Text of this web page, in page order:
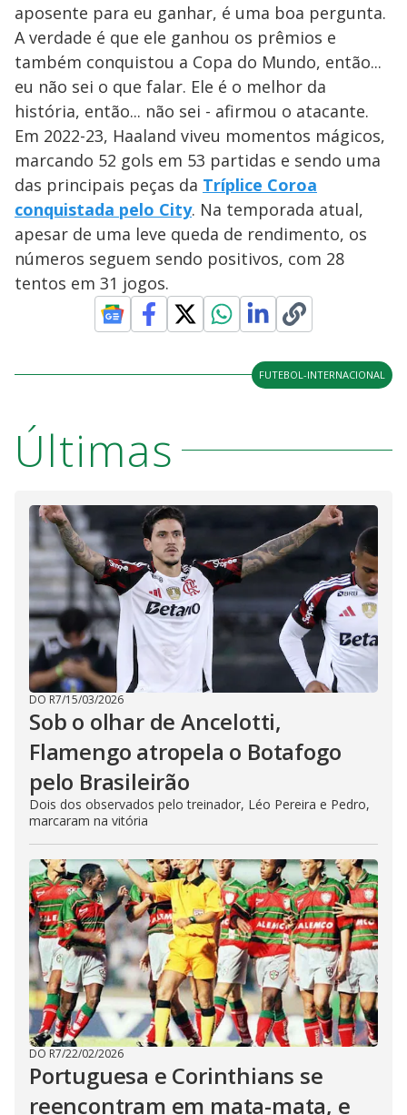
aposente para eu ganhar, é uma boa pergunta.
A verdade é que ele ganhou os prêmios e
também conquistou a Copa do Mundo, então...
eu não sei o que falar. Ele é o melhor da
história, então... não sei - afirmou o atacante.
Em 2022-23, Haaland viveu momentos mágicos,
marcando 52 gols em 53 partidas e sendo uma
das principais peças da Tríplice Coroa
conquistada pelo City. Na temporada atual,
apesar de uma leve queda de rendimento, os
números seguem sendo positivos, com 28
tentos em 31 jogos.
FUTEBOL-INTERNACIONAL
Últimas
DO R7/15/03/2026
Sob o olhar de Ancelotti,
Flamengo atropela o Botafogo
pelo Brasileirão
Dois dos observados pelo treinador, Léo Pereira e Pedro,
marcaram na vitória
DO R7/22/02/2026
Portuguesa e Corinthians se
reencontram em mata-mata, e